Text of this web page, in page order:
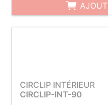
CIRCLIP INTÉRIEUR
CIRCLIP-INT-90